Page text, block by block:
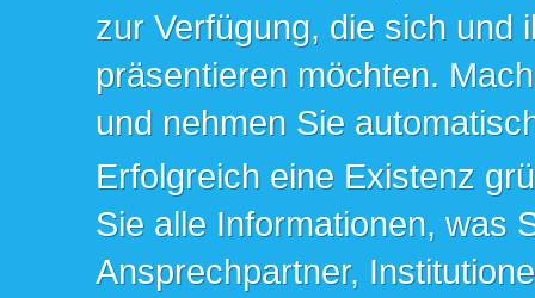
zur Verfügung, die sich und
präsentieren möchten.
und nehmen Sie
Erfolgreich eine Existenz
Sie alle Informationen, was
Ansprechpartner,